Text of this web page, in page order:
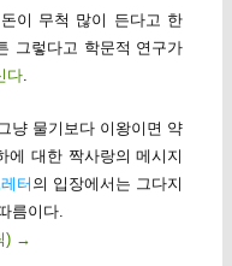
이 무척 많이 든다고 한
그렇다고 학문적 연구가
다.
냥 물기보다 이왕이면 약
에 대한 짝사랑의 메시지
터 의 입장에서는 그다지
름이다.
) →